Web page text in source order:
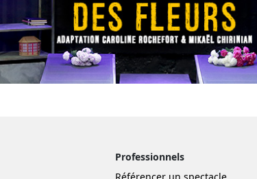
Professionnels